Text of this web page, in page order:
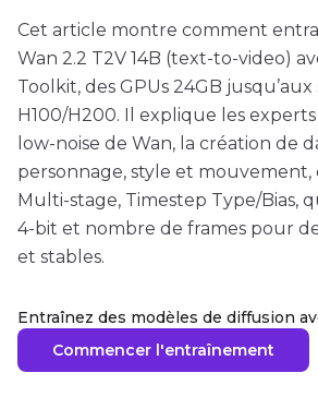
Cet article montre comment
Wan 2.2 T2V 14B (text-to-video)
Toolkit, des GPUs 24GB
H100/H200. Il explique les
low-noise de Wan, la création de
personnage, style et
Multi-stage, Timestep Type/Bias,
4-bit et nombre de frames pour
et stables.
Entraînez des modèles de diffusion
Commencer l'entraînement